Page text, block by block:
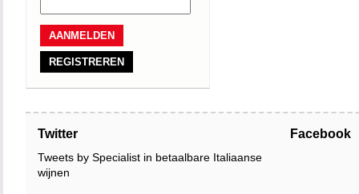
REGISTREREN
Twitter
Tweets by Specialist in betaalbare Italiaanse
wijnen
Facebook